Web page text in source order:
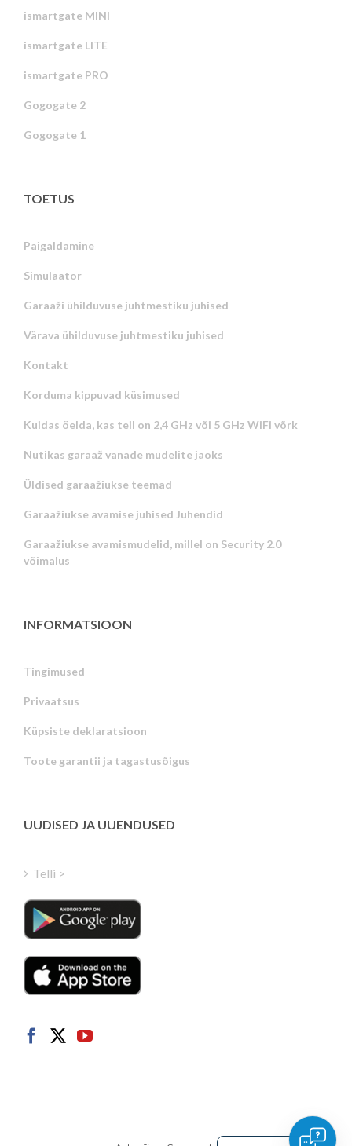
ismartgate MINI
ismartgate LITE
ismartgate PRO
Gogogate 2
Gogogate 1
TOETUS
Paigaldamine
Simulaator
Garaaži ühilduvuse juhtmestiku juhised
Värava ühilduvuse juhtmestiku juhised
Kontakt
Korduma kippuvad küsimused
Kuidas öelda, kas teil on 2,4 GHz või 5 GHz WiFi võrk
Nutikas garaaž vanade mudelite jaoks
Üldised garaažiukse teemad
Garaažiukse avamise juhised Juhendid
Garaažiukse avamismudelid, millel on Security 2.0
võimalus
INFORMATSIOON
Tingimused
Privaatsus
Küpsiste deklaratsioon
Toote garantii ja tagastusõigus
UUDISED JA UUENDUSED
Telli >